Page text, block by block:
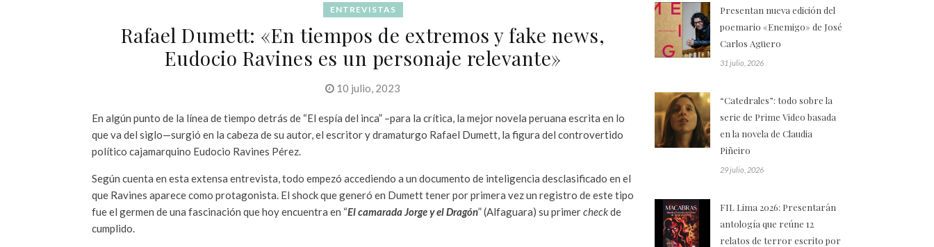
ENTREVISTAS
Rafael Dumett: «En tiempos de extremos y fake news,
Eudocio Ravines es un personaje relevante»
10 julio, 2023
En algún punto de la línea de tiempo detrás de “El espía del inca” –para la crítica, la mejor novela peruana escrita en lo
que va del siglo—surgió en la cabeza de su autor, el escritor y dramaturgo Rafael Dumett, la figura del controvertido
político cajamarquino Eudocio Ravines Pérez.
Según cuenta en esta extensa entrevista, todo empezó accediendo a un documento de inteligencia desclasificado en el
que Ravines aparece como protagonista. El shock que generó en Dumett tener por primera vez un registro de este tipo
fue el germen de una fascinación que hoy encuentra en “El camarada Jorge y el Dragón” (Alfaguara) su primercheckde
cumplido.
Presentan nueva edición del
poemario «Enemigo» de José
Carlos Agüero
31 julio, 2026
“Catedrales”: todo sobre la
serie de Prime Video basada
en la novela de Claudia
Piñeiro
29 julio, 2026
FIL Lima 2026: Presentarán
antología que reúne 12
relatos de terror escrito por